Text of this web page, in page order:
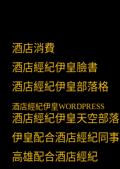
酒店消費
酒店經紀伊皇臉書
酒店經紀伊皇部落格
酒店經紀伊皇WORDPRESS
酒店經紀伊皇天空部落
伊皇配合酒店經紀同事
高雄配合酒店經紀